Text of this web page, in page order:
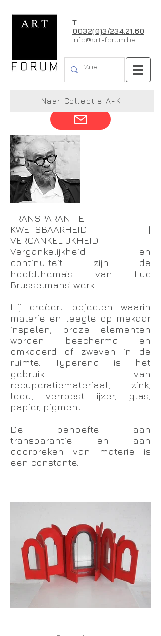
T
0032(0)3/234.21.60 |
info@art-forum.be
Luc Brusselmans
TRANSPARANTIE |
KWETSBAARHEID |
VERGANKELIJKHEID
Vergankelijkheid en
continuïteit zijn de
hoofdthema’s van Luc
Brusselmans’ werk.
Hij creëert objecten waarin
materie en leegte op mekaar
inspelen; broze elementen
worden beschermd en
omkaderd of zweven in de
ruimte. Typerend is het
gebruik van
recuperatiemateriaal, zink,
lood, verroest ijzer, glas,
papier, pigment …
De behoefte aan
transparantie en aan
doorbreken van materie is
een constante.
Naar Collectie A-K